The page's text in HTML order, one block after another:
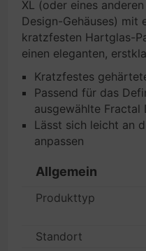
XL (oder eines
Design-Gehäuses) mit
kratzfesten Hartglas-
einen eleganten,
Kratzfestes
Passend für das
ausgewählte Fractal
Lässt sich leicht an
anpassen
Allgemein
Produkttyp
Standort